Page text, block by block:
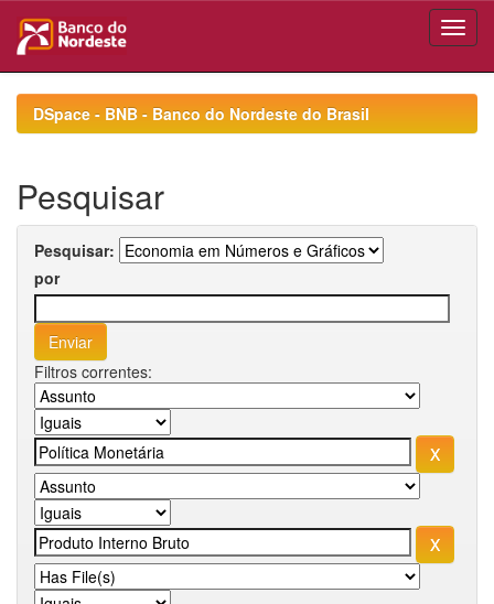
navigationDSpace - BNB - Banco do Nordeste do Brasil
Pesquisar
Pesquisar:
por
Filtros correntes: